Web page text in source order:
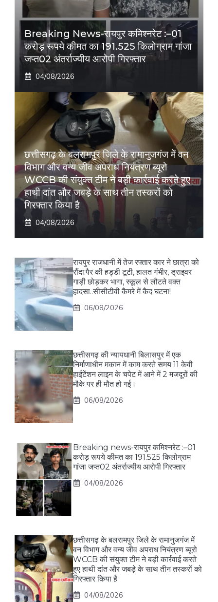
Breaking News-रायपुर कमिश्नरेट :–01
करोड़ रूपये कीमत का 191.525 किलोग्राम गांजा
जप्त02 अंतर्राज्यीय आरोपी गिरफ्तार
04/08/2026
छत्तीसगढ़ के बलरामपुर जिले के रामानुजगंज में वन
विभाग और वन्य जीव अपराध नियंत्रण ब्यूरो
WCCB की संयुक्त टीम ने बड़ी कार्रवाई करते हुए
हाथी दांत और जबड़े के साथ तीन तस्करों को
गिरफ्तार किया है
04/08/2026
रायपुर राजधानी में तेज रफ्तार कार ने छात्रा को
रौंदा:पैर की हड्डी टूटी, हालत गंभीर, ड्राइवर
गाड़ी छोड़कर भागा, स्कूल से लौटते वक्त
हादसा..सीसीटीवी कैमरे में कैद घटना!
06/08/2026
छत्तीसगढ़ की न्यायधानी बिलासपुर में एक
निर्माणाधीन मकान में काम करते समय 11 केवी
हाईटेंशन लाइन के चपेट में आने में 2 मजदूरों की
मौके पर ही मौत हो गई।
06/08/2026
Breaking news-रायपुर कमिश्नरेट :–01
करोड़ रूपये कीमत का 191.525 किलोग्राम
गांजा जप्त02 अंतर्राज्यीय आरोपी गिरफ्तार
04/08/2026
छत्तीसगढ़ के बलरामपुर जिले के रामानुजगंज में
वन विभाग और वन्य जीव अपराध नियंत्रण ब्यूरो
WCCB की संयुक्त टीम ने बड़ी कार्रवाई करते
हुए हाथी दांत और जबड़े के साथ तीन तस्करों को
गिरफ्तार किया है
04/08/2026